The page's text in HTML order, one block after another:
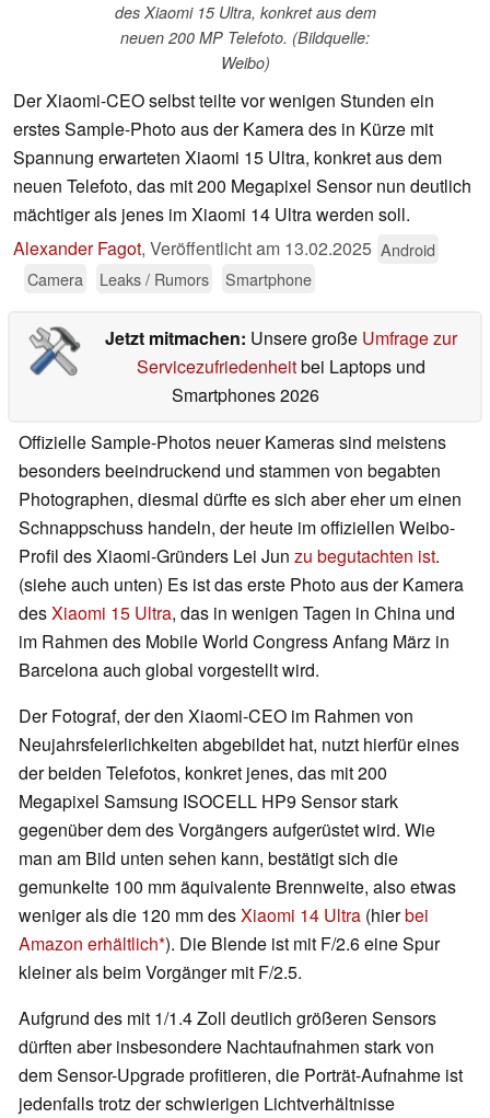
des Xiaomi 15 Ultra, konkret aus dem
neuen 200 MP Telefoto. (Bildquelle:
Weibo)
Der Xiaomi-CEO selbst teilte vor wenigen Stunden ein
erstes Sample-Photo aus der Kamera des in Kürze mit
Spannung erwarteten Xiaomi 15 Ultra, konkret aus dem
neuen Telefoto, das mit 200 Megapixel Sensor nun deutlich
mächtiger als jenes im Xiaomi 14 Ultra werden soll.
Alexander Fagot, Veröffentlicht am 13.02.2025 Android
Camera
Leaks / Rumors Smartphone
Jetzt mitmachen: Unsere große Umfrage zur
Servicezufriedenheitbei Laptops und
Smartphones 2026
Offizielle Sample-Photos neuer Kameras sind meistens
besonders beeindruckend und stammen von begabten
Photographen, diesmal dürfte es sich aber eher um einen
Schnappschuss handeln, der heute im offiziellen Weibo-
Profil des Xiaomi-Gründers Lei Jun zu begutachten ist.
(siehe auch unten) Es ist das erste Photo aus der Kamera
desXiaomi 15 Ultra, das in wenigen Tagen in China und
im Rahmen des Mobile World Congress Anfang März in
Barcelona auch global vorgestellt wird.
Der Fotograf, der den Xiaomi-CEO im Rahmen von
Neujahrsfeierlichkeiten abgebildet hat, nutzt hierfür eines
der beiden Telefotos, konkret jenes, das mit 200
Megapixel Samsung ISOCELL HP9 Sensor stark
gegenüber dem des Vorgängers aufgerüstet wird. Wie
man am Bild unten sehen kann, bestätigt sich die
gemunkelte 100 mm äquivalente Brennweite, also etwas
weniger als die 120 mm desXiaomi 14 Ultra (hierbei
Amazon erhältlich ). Die Blende ist mit F/2.6 eine Spur
kleiner als beim Vorgänger mit F/2.5.
Aufgrund des mit 1/1.4 Zoll deutlich größeren Sensors
dürften aber insbesondere Nachtaufnahmen stark von
dem Sensor-Upgrade profitieren, die Porträt-Aufnahme ist
jedenfalls trotz der schwierigen Lichtverhältnisse